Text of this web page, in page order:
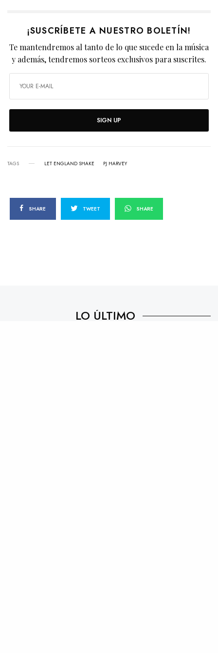
¡SUSCRÍBETE A NUESTRO BOLETÍN!
Te mantendremos al tanto de lo que sucede en la música
y además, tendremos sorteos exclusivos para suscrites.
SIGN UP
TAGS LET ENGLAND SHAKE PJ HARVEY
SHARE TWEET SHARE
LO ÚLTIMO